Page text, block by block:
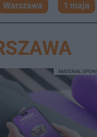
Warszawa 1 maja
MATERIAŁ